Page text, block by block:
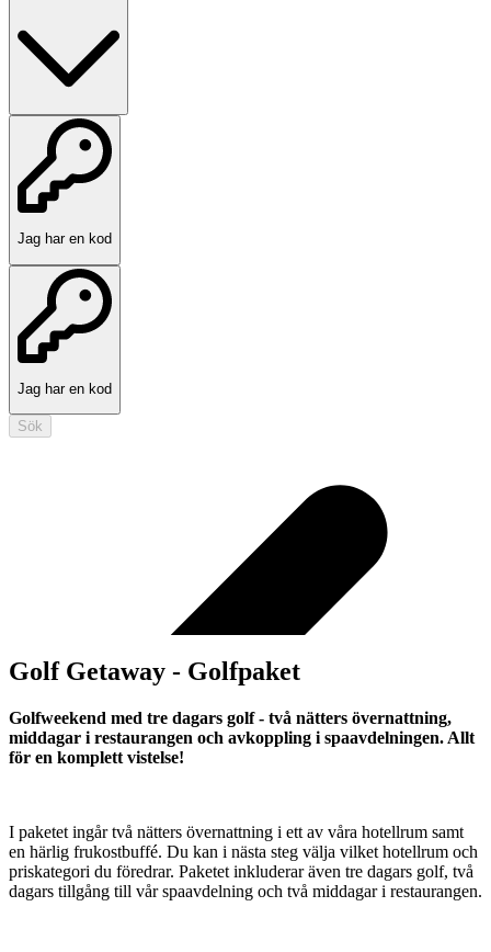
Jag har en kod
Jag har en kod
Sök
Golf Getaway - Golfpaket
Golfweekend med tre dagars golf - två nätters övernattning,
middagar i restaurangen och avkoppling i spaavdelningen. Allt
för en komplett vistelse!
I paketet ingår två nätters övernattning i ett av våra hotellrum samt
en härlig frukostbuffé. Du kan i nästa steg välja vilket hotellrum och
priskategori du föredrar. Paketet inkluderar även tre dagars golf, två
dagars tillgång till vår spaavdelning och två middagar i restaurangen.